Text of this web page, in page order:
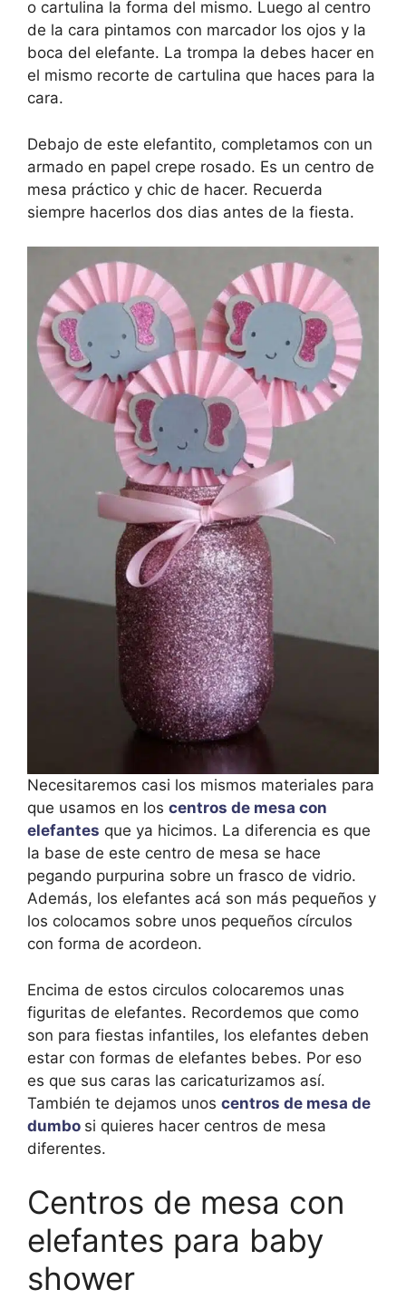
o cartulina la forma del mismo. Luego al centro
de la cara pintamos con marcador los ojos y la
boca del elefante. La trompa la debes hacer en
el mismo recorte de cartulina que haces para la
cara.
Debajo de este elefantito, completamos con un
armado en papel crepe rosado. Es un centro de
mesa práctico y chic de hacer. Recuerda
siempre hacerlos dos dias antes de la fiesta.
Necesitaremos casi los mismos materiales para
que usamos en los centros de mesa con
elefantes que ya hicimos. La diferencia es que
la base de este centro de mesa se hace
pegando purpurina sobre un frasco de vidrio.
Además, los elefantes acá son más pequeños y
los colocamos sobre unos pequeños círculos
con forma de acordeon.
Encima de estos circulos colocaremos unas
figuritas de elefantes. Recordemos que como
son para fiestas infantiles, los elefantes deben
estar con formas de elefantes bebes. Por eso
es que sus caras las caricaturizamos así.
También te dejamos unos centros de mesa de
dumbo si quieres hacer centros de mesa
diferentes.
Centros de mesa con
elefantes para baby
shower